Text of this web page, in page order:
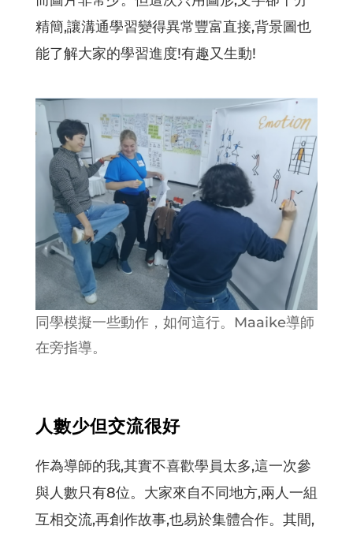
精簡,讓溝通學習變得異常豐富直接,背景圖也
能了解大家的學習進度!有趣又生動!
同學模擬一些動作，如何這行。Maaike導師
在旁指導。
人數少但交流很好
作為導師的我,其實不喜歡學員太多,這一次參
與人數只有8位。大家來自不同地方,兩人一組
互相交流,再創作故事,也易於集體合作。其間,